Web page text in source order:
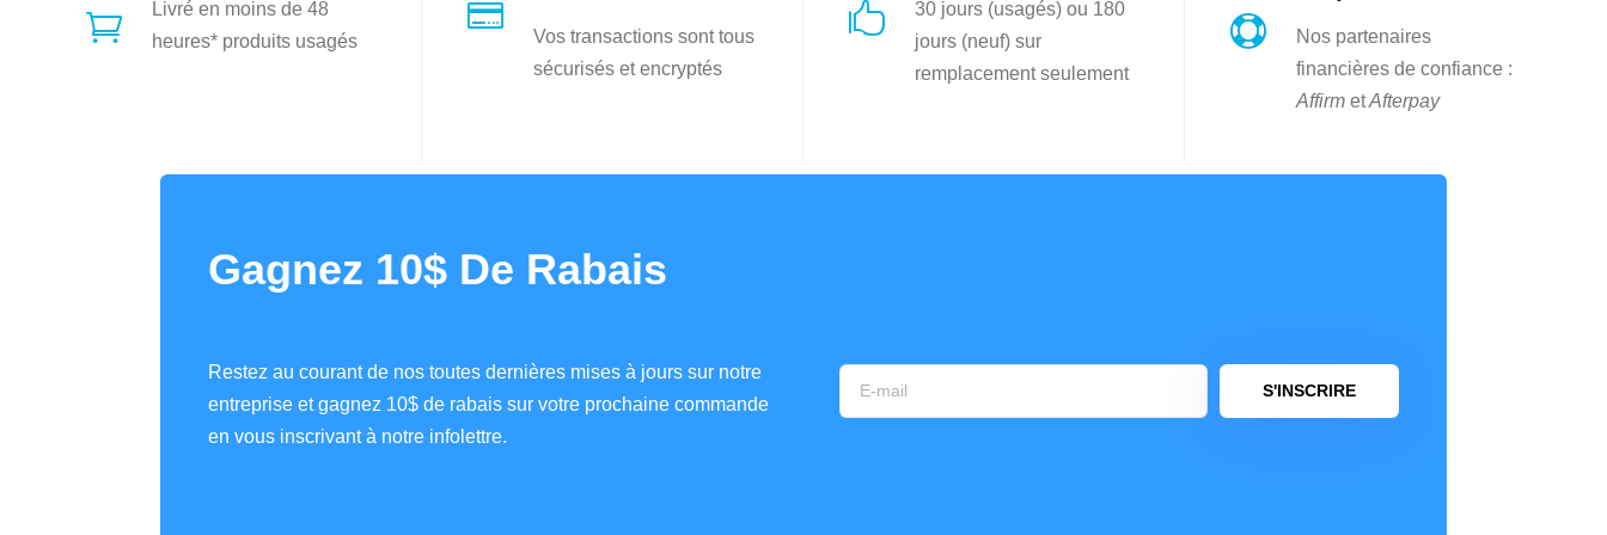

Livré en moins de 48
heures* produits usagés

Vos transactions sont tous
sécurisés et encryptés

30 jours (usagés) ou 180
jours (neuf) sur
remplacement seulement

Nos partenaires
financières de confiance :
Affirm etAfterpay
Gagnez 10$ De Rabais
Restez au courant de nos toutes dernières mises à jours sur notre
entreprise et gagnez 10$ de rabais sur votre prochaine commande
en vous inscrivant à notre infolettre.
S'INSCRIRE